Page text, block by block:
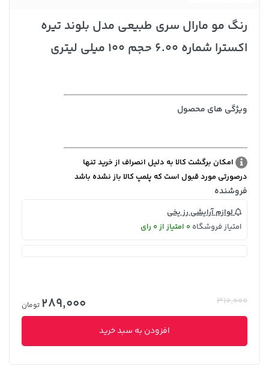
رنگ مو مارال سری طبیعی مدل بلوند تیره
اکسترا شماره 6.00 حجم 100 میلی لیتری
ویژگی های محصول
امکان برگشت کالا به دلیل انصراف از خرید تنها
درصورتی مورد قبول است که پلمپ کالا باز نشده باشد
فروشنده
لوازم آرایشی رز یخی
امتیاز فروشگاه 0 امتیاز از 0 رای
310,000
289,000 تومان
افزودن به سبد خرید